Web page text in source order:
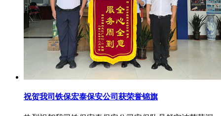
祝贺我司铁保宏泰保安公司获荣誉锦旗